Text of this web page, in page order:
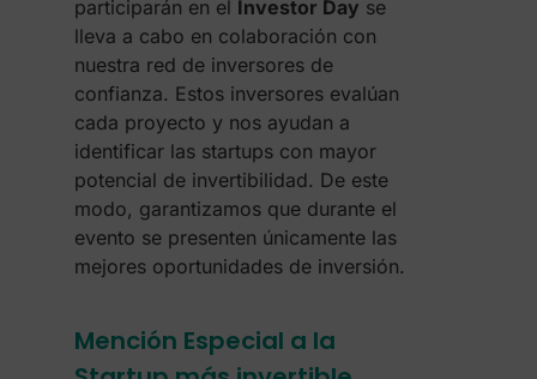
participarán en el Investor Day se
lleva a cabo en colaboración con
nuestra red de inversores de
confianza. Estos inversores evalúan
cada proyecto y nos ayudan a
identificar las startups con mayor
potencial de invertibilidad. De este
modo, garantizamos que durante el
evento se presenten únicamente las
mejores oportunidades de inversión.
Mención Especial a la